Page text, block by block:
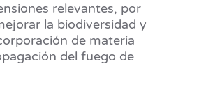
relevantes, por
la biodiversidad y
de materia
del fuego de